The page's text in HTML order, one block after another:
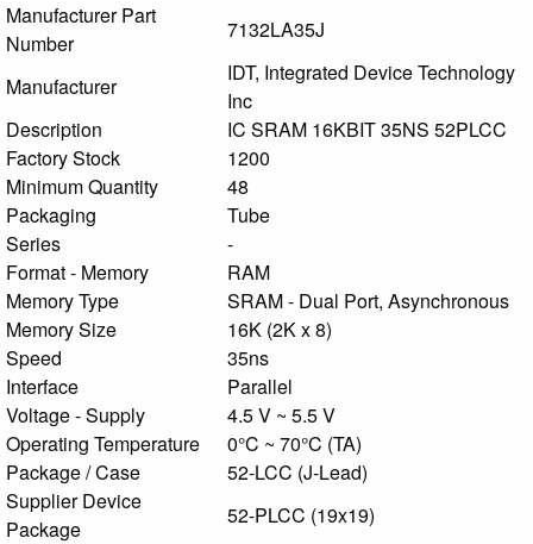
Manufacturer Part
Number
7132LA35J
Manufacturer
IDT, Integrated Device Technology
Inc
Description
IC SRAM 16KBIT 35NS 52PLCC
Factory Stock
1200
Minimum Quantity
48
Packaging
Tube
Series
-
Format - Memory
RAM
Memory Type
SRAM - Dual Port, Asynchronous
Memory Size
16K (2K x 8)
Speed
35ns
Interface
Parallel
Voltage - Supply
4.5 V ~ 5.5 V
Operating Temperature
0°C ~ 70°C (TA)
Package / Case
52-LCC (J-Lead)
Supplier Device
Package
52-PLCC (19x19)